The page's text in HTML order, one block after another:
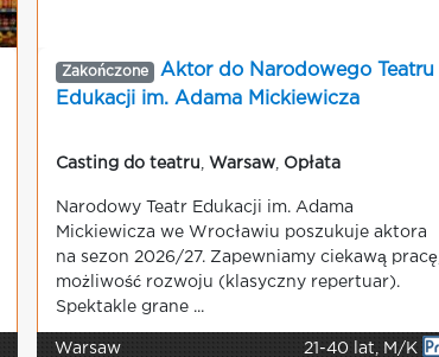
Zakończone
Aktor do Narodowego Teatru
Edukacji im. Adama Mickiewicza
Casting do teatru Warsaw Opłata
Narodowy Teatr Edukacji im. Adama
Mickiewicza we Wrocławiu poszukuje aktora
na sezon 2026/27. Zapewniamy ciekawą pracę,
możliwość rozwoju (klasyczny repertuar).
Spektakle grane ...
Warsaw 21-40 lat, M/K